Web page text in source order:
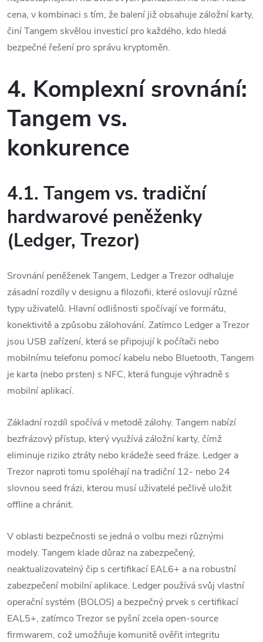
cena, v kombinaci s tím, že balení již obsahuje záložní karty,
činí Tangem skvělou investicí pro každého, kdo hledá
bezpečné řešení pro správu kryptoměn.
4. Komplexní srovnání:
Tangem vs.
konkurence
4.1. Tangem vs. tradiční
hardwarové peněženky
(Ledger, Trezor)
Srovnání peněženek Tangem, Ledger a Trezor odhaluje
zásadní rozdíly v designu a filozofii, které oslovují různé
typy uživatelů. Hlavní odlišnosti spočívají ve formátu,
konektivitě a způsobu zálohování. Zatímco Ledger a Trezor
jsou USB zařízení, která se připojují k počítači nebo
mobilnímu telefonu pomocí kabelu nebo Bluetooth, Tangem
je karta (nebo prsten) s NFC, která funguje výhradně s
mobilní aplikací.
Základní rozdíl spočívá v metodě zálohy. Tangem nabízí
bezfrázový přístup, který využívá záložní karty, čímž
eliminuje riziko ztráty nebo krádeže seed fráze. Ledger a
Trezor naproti tomu spoléhají na tradiční 12- nebo 24
slovnou seed frázi, kterou musí uživatelé pečlivě uložit
offline a chránit.
V oblasti bezpečnosti se jedná o volbu mezi různými
modely. Tangem klade důraz na zabezpečený,
neaktualizovatelný čip s certifikací EAL6+ a na robustní
zabezpečení mobilní aplikace. Ledger používá svůj vlastní
operační systém (BOLOS) a bezpečný prvek s certifikací
EAL5+, zatímco Trezor se pyšní zcela open-source
firmwarem, což umožňuje komunitě ověřit integritu